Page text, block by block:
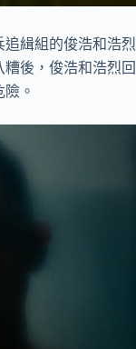
緝組的俊浩和浩烈
後，俊浩和浩烈回
。